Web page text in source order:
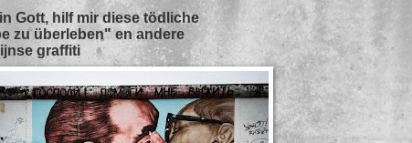
Gott, hilf mir diese tödliche
zu überleben" en andere
graffiti